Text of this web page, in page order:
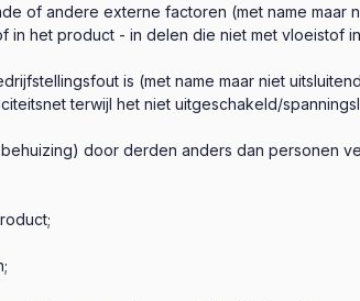
of andere externe factoren (met name maar
in het product - in delen die niet met vloeistof
is (met name maar niet
terwijl het niet uitgeschakeld/
door derden anders dan personen